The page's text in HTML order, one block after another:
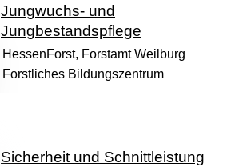
Jungwuchs- und
Jungbestandspflege
HessenForst, Forstamt Weilburg
Forstliches Bildungszentrum
Sicherheit und Schnittleistung